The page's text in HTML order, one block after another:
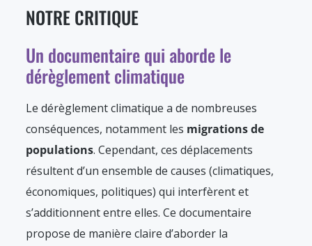
NOTRE CRITIQUE
Un documentaire qui aborde le
dérèglement climatique
Le dérèglement climatique a de nombreuses
conséquences, notamment les migrations de
populations. Cependant, ces déplacements
résultent d’un ensemble de causes (climatiques,
économiques, politiques) qui interfèrent et
s’additionnent entre elles. Ce documentaire
propose de manière claire d’aborder la